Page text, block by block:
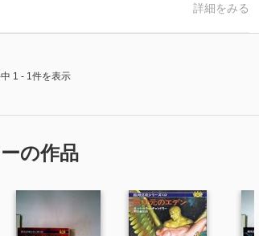
詳細をみる
1 - 1件を表示
の作品